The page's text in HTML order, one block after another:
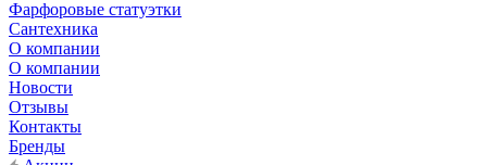
Фарфоровые статуэтки
Сантехника
О компании
О компании
Новости
Отзывы
Контакты
Бренды